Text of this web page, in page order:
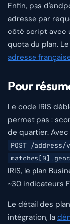
Enfin, pas
adresse par
côté script avec
quota du plan.
adresse
Pour
Le code IRIS
permet pas :
de quartier. Avec
POST /
IRIS, le plan
~30 indicateurs
Le détail des
intégration, la